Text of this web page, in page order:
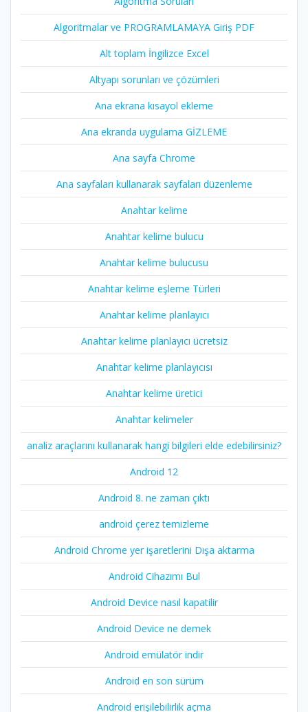
Algoritmalar ve PROGRAMLAMAYA Giriş PDF
Alt toplam İngilizce Excel
Altyapı sorunları ve çözümleri
Ana ekrana kısayol ekleme
Ana ekranda uygulama GİZLEME
Ana sayfa Chrome
Ana sayfaları kullanarak sayfaları düzenleme
Anahtar kelime
Anahtar kelime bulucu
Anahtar kelime bulucusu
Anahtar kelime eşleme Türleri
Anahtar kelime planlayıcı
Anahtar kelime planlayıcı ücretsiz
Anahtar kelime planlayıcısı
Anahtar kelime üretici
Anahtar kelimeler
analiz araçlarını kullanarak hangi bilgileri elde edebilirsiniz?
Android 12
Android 8. ne zaman çıktı
android çerez temizleme
Android Chrome yer işaretlerini Dışa aktarma
Android Cihazımı Bul
Android Device nasıl kapatilir
Android Device ne demek
Android emülatör indir
Android en son sürüm
Android erişilebilirlik açma